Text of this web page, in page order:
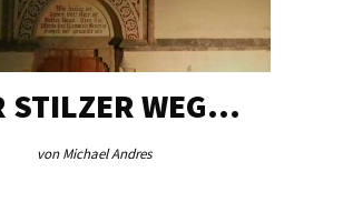
STILZER WEG…
von Michael Andres